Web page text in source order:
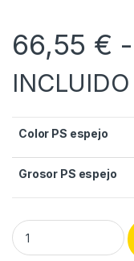
66,55 € -
INCLUIDO
Color PS espejo
Grosor PS espejo
Planchas